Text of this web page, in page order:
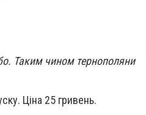
Таким чином тернополяни
Ціна 25 гривень.